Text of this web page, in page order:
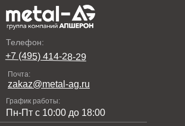
Телефон:
+7 (495) 414-28-29
Почта:
zakaz@metal-ag.ru
График работы:
Пн-Пт с 10:00 до 18:00